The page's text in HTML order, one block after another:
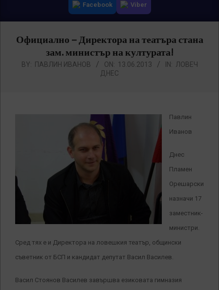
Facebook Viber
Официално – Директора на театъра стана
зам. министър на културата!
BY: ПАВЛИН ИВАНОВ ON: 13.06.2013 IN: ЛОВЕЧ
ДНЕС
Павлин
Иванов
Днес
Пламен
Орешарски
назначи 17
заместник-
министри.
Сред тях е и Директора на ловешкия театър, общински
съветник от БСП и кандидат депутат Васил Василев.
Васил Стоянов Василев завършва езиковата гимназия